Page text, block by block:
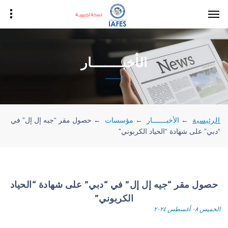
الأخبـــــــار
الرئيسية ← الأخبـــــــار ← مؤسسات ← حصول مقر “جيه إل إل” في
“دبي” على شهادة “الحياد الكربوني”
حصول مقر “جيه إل إل” في “دبي” على شهادة “الحياد
الكربوني”
الخميس ٠٨ أغسطس ٢٠٢٤